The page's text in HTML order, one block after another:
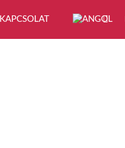
KAPCSOLAT